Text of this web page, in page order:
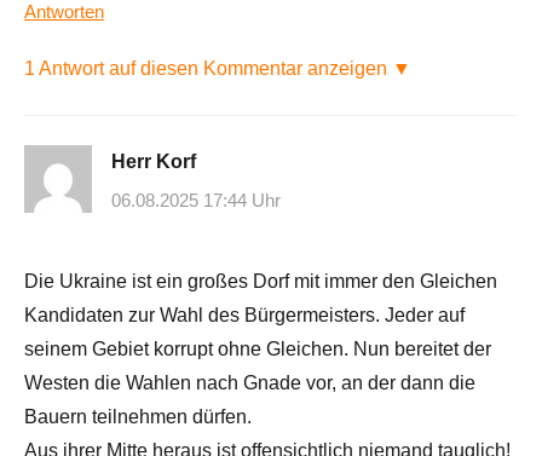
Antworten
1 Antwort auf diesen Kommentar anzeigen ▼
Herr Korf
06.08.2025 17:44 Uhr
Die Ukraine ist ein großes Dorf mit immer den Gleichen
Kandidaten zur Wahl des Bürgermeisters. Jeder auf
seinem Gebiet korrupt ohne Gleichen. Nun bereitet der
Westen die Wahlen nach Gnade vor, an der dann die
Bauern teilnehmen dürfen.
Aus ihrer Mitte heraus ist offensichtlich niemand tauglich!